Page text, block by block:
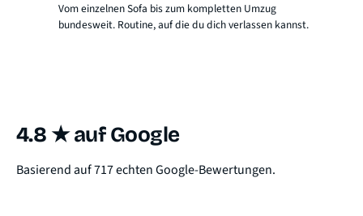
Vom einzelnen Sofa bis zum kompletten Umzug
bundesweit. Routine, auf die du dich verlassen kannst.
4.8 ★ auf Google
Basierend auf 717 echten Google-Bewertungen.